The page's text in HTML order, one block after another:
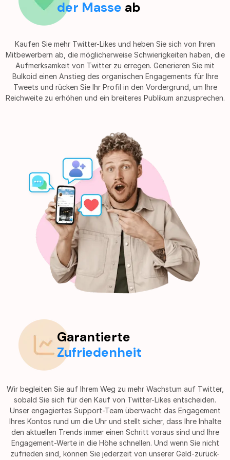
der Masse ab
Kaufen Sie mehr Twitter-Likes und heben Sie sich von Ihren
Mitbewerbern ab, die möglicherweise Schwierigkeiten haben, die
Aufmerksamkeit von Twitter zu erregen. Generieren Sie mit
Bulkoid einen Anstieg des organischen Engagements für Ihre
Tweets und rücken Sie Ihr Profil in den Vordergrund, um Ihre
Reichweite zu erhöhen und ein breiteres Publikum anzusprechen.
Garantierte
Zufriedenheit
Wir begleiten Sie auf Ihrem Weg zu mehr Wachstum auf Twitter,
sobald Sie sich für den Kauf von Twitter-Likes entscheiden.
Unser engagiertes Support-Team überwacht das Engagement
Ihres Kontos rund um die Uhr und stellt sicher, dass Ihre Inhalte
den aktuellen Trends immer einen Schritt voraus sind und Ihre
Engagement-Werte in die Höhe schnellen. Und wenn Sie nicht
zufrieden sind, können Sie jederzeit von unserer Geld-zurück-